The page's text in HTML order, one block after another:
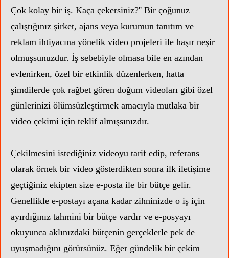
Çok kolay bir iş. Kaça çekersiniz?'' Bir çoğunuz
çalıştığınız şirket, ajans veya kurumun tanıtım ve
reklam ihtiyacına yönelik video projeleri ile haşır neşir
olmuşsunuzdur. İş sebebiyle olmasa bile en azından
evlenirken, özel bir etkinlik düzenlerken, hatta
şimdilerde çok rağbet gören doğum videoları gibi özel
günlerinizi ölümsüzleştirmek amacıyla mutlaka bir
video çekimi için teklif almışsınızdır.
Çekilmesini istediğiniz videoyu tarif edip, referans
olarak örnek bir video gösterdikten sonra ilk iletişime
geçtiğiniz ekipten size e-posta ile bir bütçe gelir.
Genellikle e-postayı açana kadar zihninizde o iş için
ayırdığınız tahmini bir bütçe vardır ve e-posyayı
okuyunca aklınızdaki bütçenin gerçeklerle pek de
uyuşmadığını görürsünüz. Eğer gündelik bir çekim